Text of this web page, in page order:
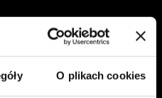
O plikach cookies
WTWOIM